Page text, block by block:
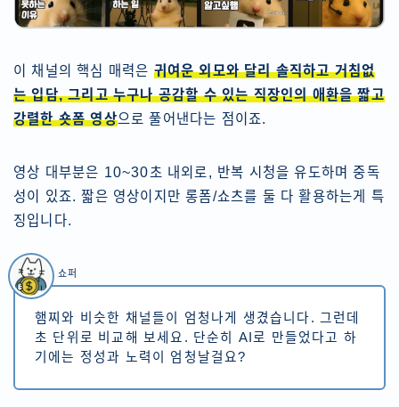
이 채널의 핵심 매력은 귀여운 외모와 달리 솔직하고 거침없
는 입담, 그리고 누구나 공감할 수 있는 직장인의 애환을 짧고
강렬한 숏폼 영상으로 풀어낸다는 점이죠.
영상 대부분은 10~30초 내외로, 반복 시청을 유도하며 중독
성이 있죠. 짧은 영상이지만 롱폼/쇼츠를 둘 다 활용하는게 특
징입니다.
햄찌와 비슷한 채널들이 엄청나게 생겼습니다. 그런데
초 단위로 비교해 보세요. 단순히 AI로 만들었다고 하
기에는 정성과 노력이 엄청날걸요?
쇼퍼